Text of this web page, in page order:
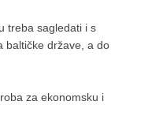
treba sagledati i s
baltičke države, a do
za ekonomsku i